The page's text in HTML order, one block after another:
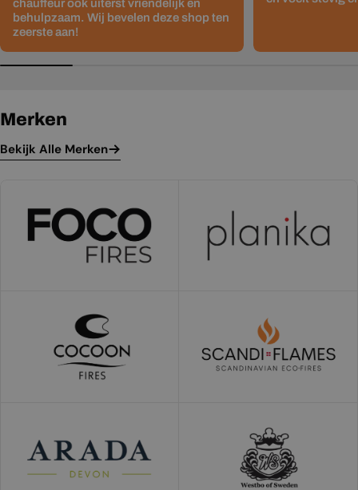
chauffeur ook uiterst vriendelijk en
behulpzaam. Wij bevelen deze shop ten
zeerste aan!
Merken
Bekijk Alle Merken